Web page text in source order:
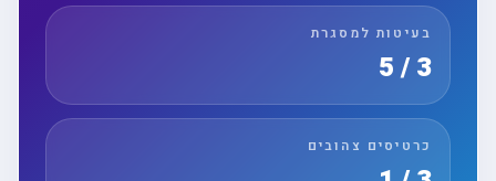
בעיטות למסגרת
3 / 5
כרטיסים צהובים